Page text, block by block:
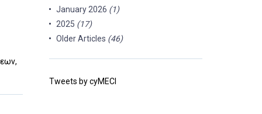
January 2026 (1)
2025 (17)
Older Articles (46)
Tweets by cyMECI